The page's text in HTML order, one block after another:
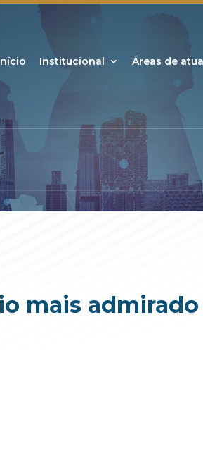
Institucional Áreas de
mais